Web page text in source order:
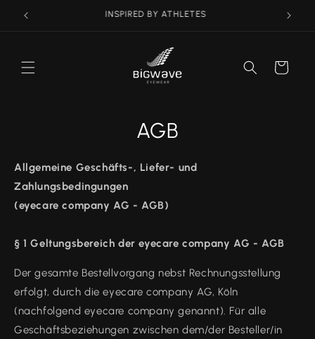
zum
INSPIRED BY ATHLETES
Warenkorb
AGB
Allgemeine Geschäfts-, Liefer- und
Zahlungsbedingungen
(eyecare company AG - AGB)
§ 1 Geltungsbereich der eyecare company AG - AGB
Der gesamte Bestellvorgang nebst Rechnungsstellung
erfolgt, durch die eyecare company AG, Köln
(nachfolgend eyecare company genannt). Für alle
Geschäftsbeziehungen zwischen dem/der Besteller/in